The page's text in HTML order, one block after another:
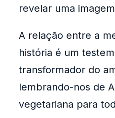
revelar uma
A relação entre a
história é um
transformador do
lembrando-nos de
vegetariana para